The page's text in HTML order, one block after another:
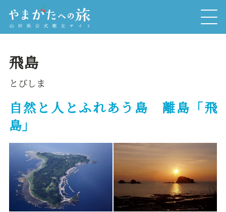
飛島
とびしま
自然と人とふれあう島 離島「飛
島」